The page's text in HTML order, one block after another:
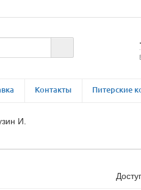
Контакты Питерские
И.